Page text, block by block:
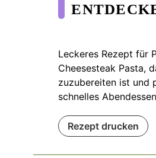
Leckeres Rezept für
Cheesesteak Pasta,
zuzubereiten ist und
schnelles
Rezept drucken